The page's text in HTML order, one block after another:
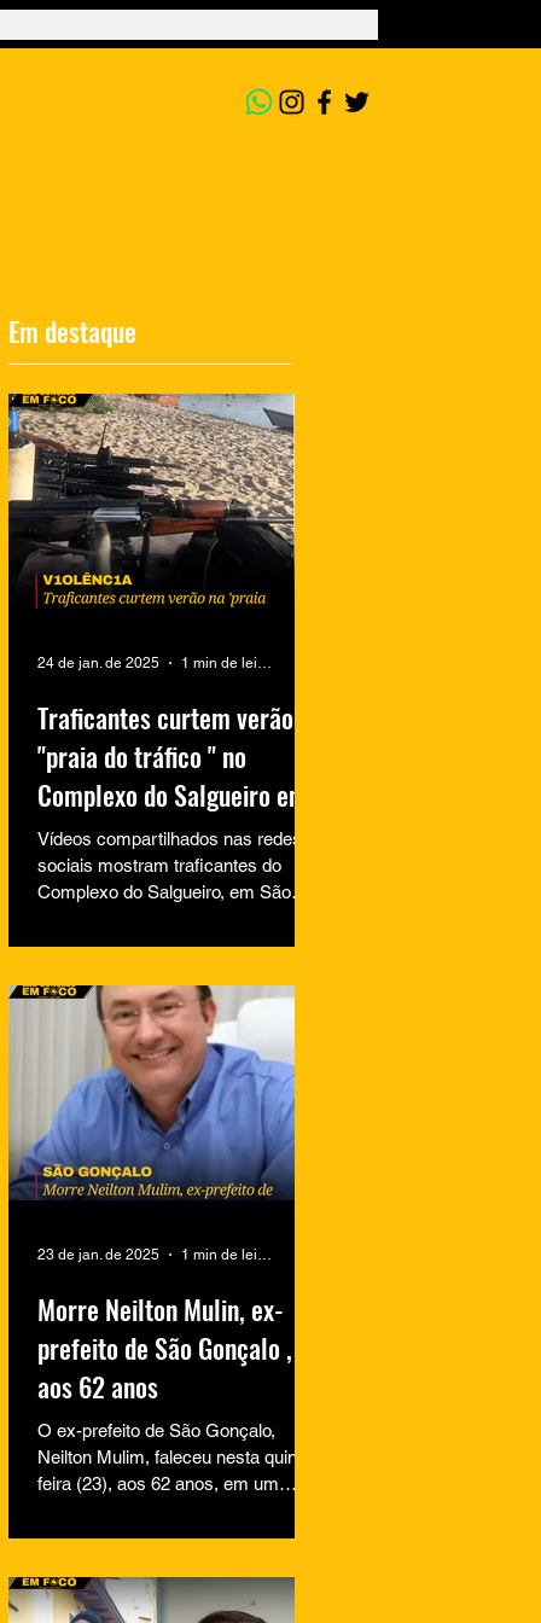
Em destaque
Traficantes curtem verão na
"praia do tráfico " no
Complexo do Salgueiro em
São Gonçalo
Vídeos compartilhados nas redes
sociais mostram traficantes do
Complexo do Salgueiro, em São
de lazer na...
24 de jan. de 2025
Morre Neilton Mulin, ex-
prefeito de São Gonçalo ,
aos 62 anos
O ex-prefeito de São Gonçalo,
Neilton Mulim, faleceu nesta quinta-
feira (23), aos 62 anos, em um
informação...
23 de jan. de 2025